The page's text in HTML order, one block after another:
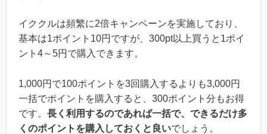
イククルは頻繁に2倍キャンペーンを実施しており、
基本は1ポイント10円ですが、300pt以上買うと1ポイ
ント4～5円で購入できます。
1,000円で100ポイントを3回購入するよりも3,000円
一括でポイントを購入すると、300ポイント分もお得
です。 長く利用するのであれば一括で、できるだけ多
くのポイントを購入しておくと良いでしょう。